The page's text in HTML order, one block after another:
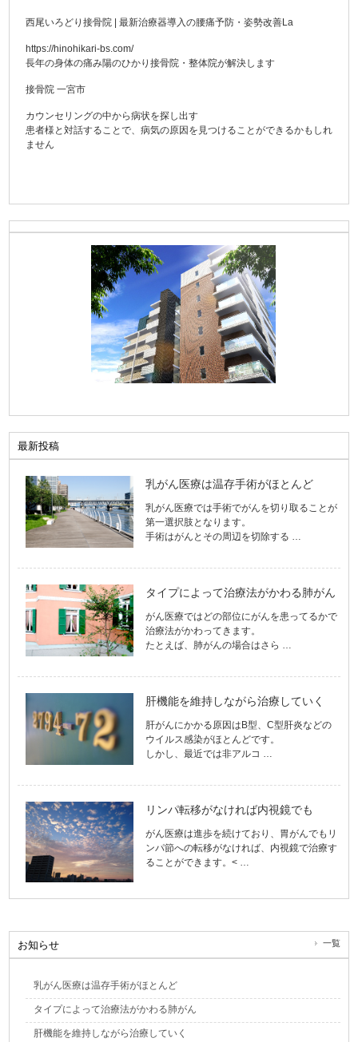
西尾いろどり接骨院 | 最新治療器導入の腰痛予防・姿勢改善La
https://hinohikari-bs.com/
長年の身体の痛み陽のひかり接骨院・整体院が解決します
接骨院 一宮市
カウンセリングの中から病状を探し出す
患者様と対話することで、病気の原因を見つけることができるかもしれ
ません
最新投稿
乳がん医療は温存手術がほとんど
乳がん医療では手術でがんを切り取ることが
第一選択肢となります。
手術はがんとその周辺を切除する …
タイプによって治療法がかわる肺がん
がん医療ではどの部位にがんを患ってるかで
治療法がかわってきます。
たとえば、肺がんの場合はさら …
肝機能を維持しながら治療していく
肝がんにかかる原因はB型、C型肝炎などの
ウイルス感染がほとんどです。
しかし、最近では非アルコ …
リンパ転移がなければ内視鏡でも
がん医療は進歩を続けており、胃がんでもリ
ンパ節への転移がなければ、内視鏡で治療す
ることができます。< …
お知らせ 一覧
乳がん医療は温存手術がほとんど
タイプによって治療法がかわる肺がん
肝機能を維持しながら治療していく